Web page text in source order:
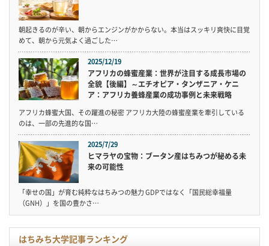
朝起きるのが辛い、朝からエンジンがかからない。本当はスッキリ爽快に目覚
めて、朝から元気よく過ごした…
2025/12/19
アフリカの蜂蜜産業：世界が注目する成長市場の
全貌【後編】～エチオピア・タンザニア・ケニ
ア：アフリカ養蜂産業の成功事例と未来戦略
アフリカ蜂蜜大国、その躍進の秘密 アフリカ大陸の蜂蜜産業を牽引している
のは、一部の先進的な国…
2025/7/29
ヒマラヤの宝物：ブータン産はちみつが秘める未
来の可能性
「幸せの国」が育む純粋なはちみつの魅力 GDPではなく「国民総幸福量
（GNH）」を国の豊かさ…
はちみち大学記事ランキング